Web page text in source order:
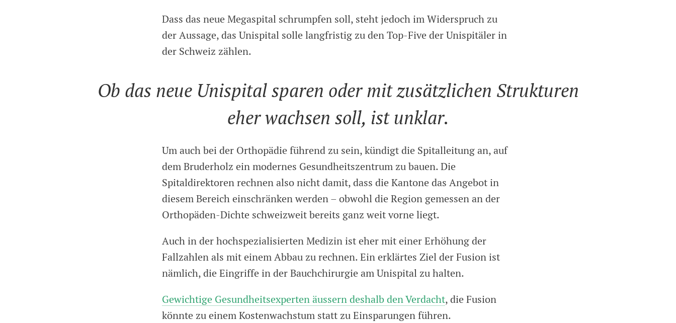
Dass das neue Megaspital schrumpfen soll, steht jedoch im Widerspruch zu
der Aussage, das Unispital solle langfristig zu den Top-Five der Unispitäler in
der Schweiz zählen.
Ob das neue Unispital sparen oder mit zusätzlichen Strukturen
eher wachsen soll, ist unklar.
Um auch bei der Orthopädie führend zu sein, kündigt die Spitalleitung an, auf
dem Bruderholz ein modernes Gesundheitszentrum zu bauen. Die
Spitaldirektoren rechnen also nicht damit, dass die Kantone das Angebot in
diesem Bereich einschränken werden – obwohl die Region gemessen an der
Orthopäden-Dichte schweizweit bereits ganz weit vorne liegt.
Auch in der hochspezialisierten Medizin ist eher mit einer Erhöhung der
Fallzahlen als mit einem Abbau zu rechnen. Ein erklärtes Ziel der Fusion ist
nämlich, die Eingriffe in der Bauchchirurgie am Unispital zu halten.
Gewichtige Gesundheitsexperten äussern deshalb den Verdacht, die Fusion
könnte zu einem Kostenwachstum statt zu Einsparungen führen.